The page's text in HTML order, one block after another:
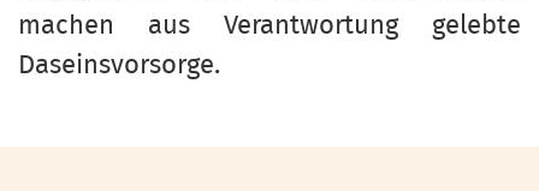
machen aus Verantwortung gelebte
Daseinsvorsorge.